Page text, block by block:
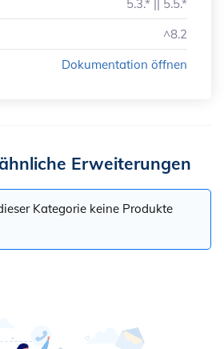
5.3.* || 5.5.*
^8.2
Dokumentation öffnen
Erweiterungen
Kategorie keine Produkte